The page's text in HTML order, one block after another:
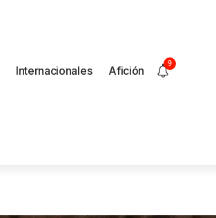
Internacionales Afición
9